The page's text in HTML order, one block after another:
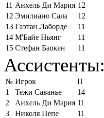
11 Анхель Ди Мария 12
12 Эмилиано Сала
12
13 Гаэтан Лаборде
11
14 М'Байе Ньянг
11
15 Стефан Баокен 11
Ассистенты:
№ Игрок
П
1
Тежи Саванье
14
2
Анхель Ди Мария 11
3
Николя Пепе
11